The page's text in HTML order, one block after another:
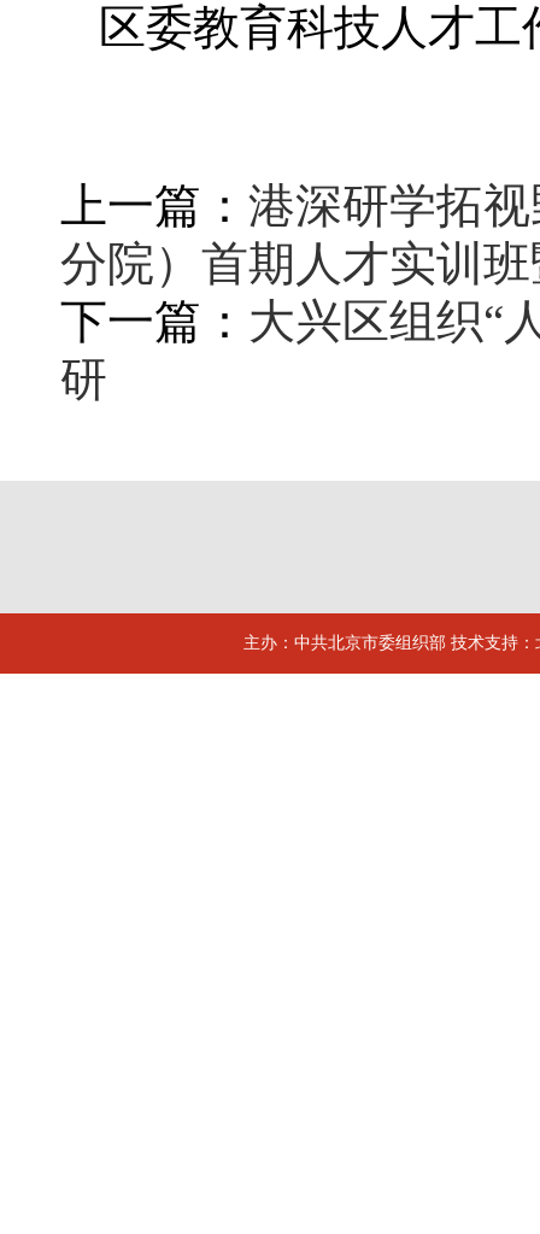
区委教育科技人才
上一篇： 港深研学拓
分院）首期人才实训
下一篇： 大兴区组织“
研
主办：中共北京市委组织部 技术支持